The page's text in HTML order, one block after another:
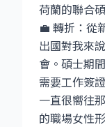
荷蘭的聯合
💼 轉折：從
出國對我來
會。碩士期
需要工作簽
一直很嚮往
的職場女性